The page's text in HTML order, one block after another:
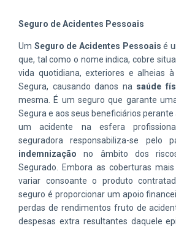
Seguro de Acidentes Pessoais
Um Seguro de Acidentes Pessoais é
que, tal como o nome indica, cobre
vida quotidiana, exteriores e alheias
Segura, causando danos na saúde
mesma. É um seguro que garante
Segura e aos seus beneficiários perante
um acidente na esfera
seguradora responsabiliza-se pelo
indemnização no âmbito dos
Segurado. Embora as coberturas
variar consoante o produto
seguro é proporcionar um apoio
perdas de rendimentos fruto de
despesas extra resultantes daquele